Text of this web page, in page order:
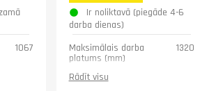
1067
Ir noliktavā (piegāde 4-6
darba dienas)
Maksimālais darba
platums (mm)
1320
Apstrādājamā materiāla
maksimālais biezums
Rādīt visu